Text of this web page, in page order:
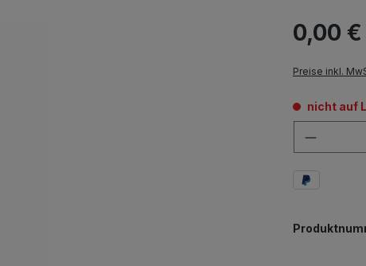
0,00
Preise inkl.
nicht auf